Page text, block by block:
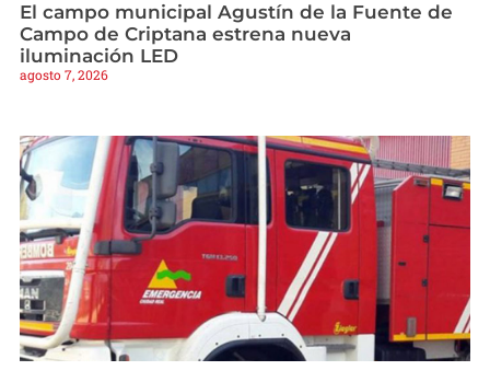
El campo municipal Agustín de la Fuente de
Campo de Criptana estrena nueva
iluminación LED
agosto 7, 2026